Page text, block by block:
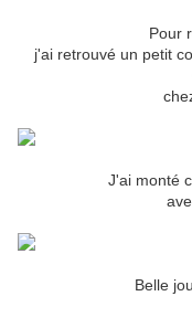
Pour
j'ai retrouvé un petit
J'ai monté
Belle